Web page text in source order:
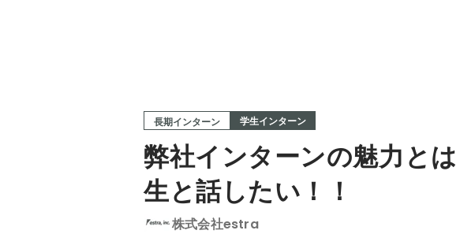
長期インターン 学生インターン
弊社インターンの魅力と
生と話したい！！
株式会社estra